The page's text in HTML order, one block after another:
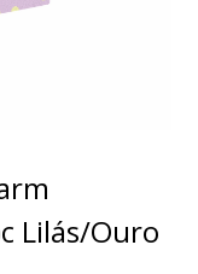
Lilás/Ouro